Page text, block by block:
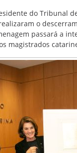
do Tribunal
o
passará a
magistrados